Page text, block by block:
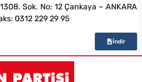
Sok. No: 12 Çankaya – ANKARA
0312 229 29 95
İndir